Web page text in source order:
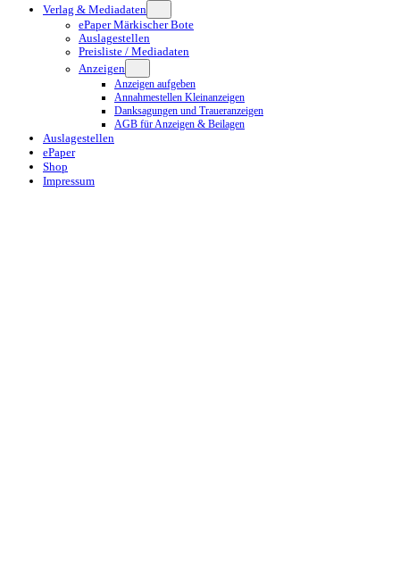
Verlag & Mediadaten
ePaper Märkischer Bote
Auslagestellen
Preisliste / Mediadaten
Anzeigen
Anzeigen aufgeben
Annahmestellen Kleinanzeigen
Danksagungen und Traueranzeigen
AGB für Anzeigen & Beilagen
Auslagestellen
ePaper
Shop
Impressum